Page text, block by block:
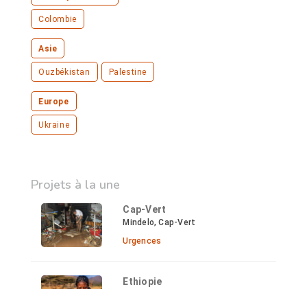
Colombie
Asie
Ouzbékistan Palestine
Europe
Ukraine
Projets à la une
Cap-Vert
Mindelo, Cap-Vert
Urgences
Ethiopie